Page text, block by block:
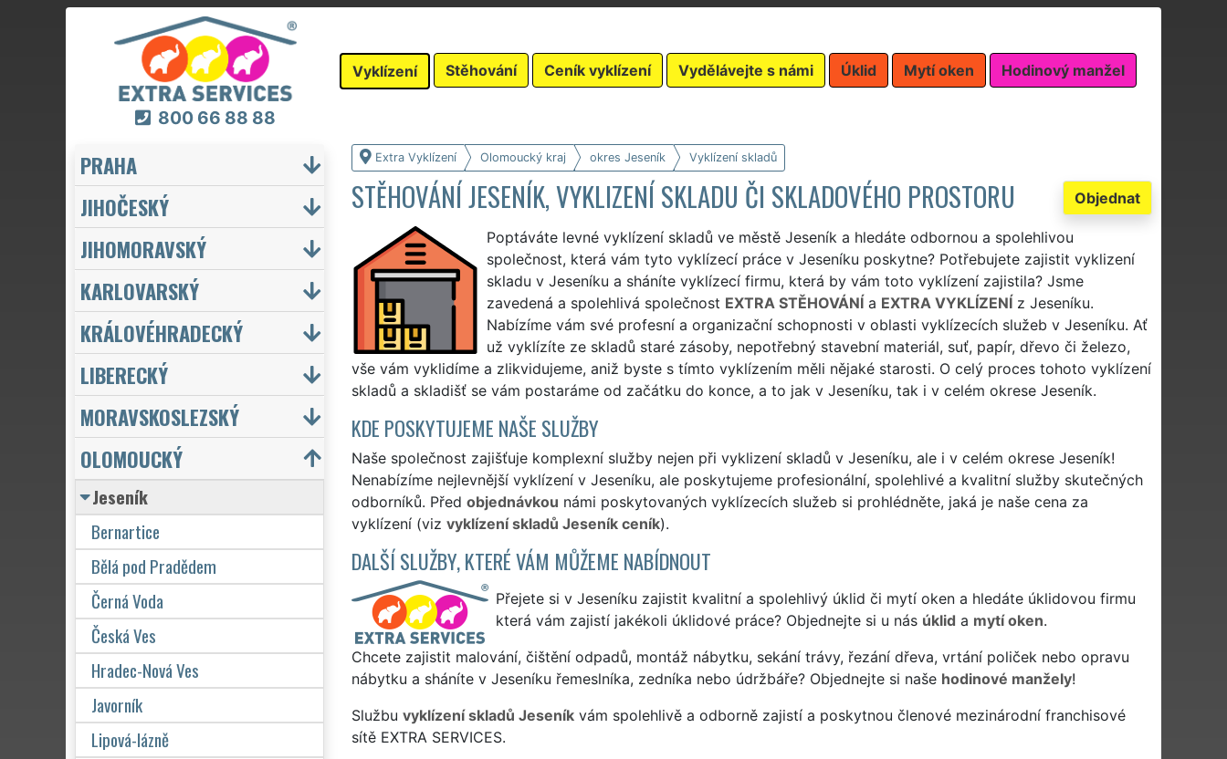
800 66 88 88
Vyklízení Stěhování Ceník vyklízení Vydělávejte s námi Úklid Mytí oken Hodinový manžel
Extra Vyklízení Olomoucký kraj okres Jeseník Vyklízení skladů
Objednat
STĚHOVÁNÍ JESENÍK, VYKLIZENÍ SKLADU ČI SKLADOVÉHO PROSTORU
Poptáváte levné vyklízení skladů ve městě Jeseník a hledáte odbornou a spolehlivou
společnost, která vám tyto vyklízecí práce v Jeseníku poskytne? Potřebujete zajistit vyklizení
skladu v Jeseníku a sháníte vyklízecí firmu, která by vám toto vyklízení zajistila? Jsme
zavedená a spolehlivá společnost EXTRA STĚHOVÁNÍa EXTRA VYKLÍZENÍz Jeseníku.
Nabízíme vám své profesní a organizační schopnosti v oblasti vyklízecích služeb v Jeseníku. Ať
už vyklízíte ze skladů staré zásoby, nepotřebný stavební materiál, suť, papír, dřevo či železo,
vše vám vyklidíme a zlikvidujeme, aniž byste s tímto vyklízením měli nějaké starosti. O celý proces tohoto vyklízení
skladů a skladišť se vám postaráme od začátku do konce, a to jak v Jeseníku, tak i v celém okrese Jeseník.
KDE POSKYTUJEME NAŠE SLUŽBY
Naše společnost zajišťuje komplexní služby nejen při vyklizení skladů v Jeseníku, ale i v celém okrese Jeseník!
Nenabízíme nejlevnější vyklízení v Jeseníku, ale poskytujeme profesionální, spolehlivé a kvalitní služby skutečných
odborníků. Před objednávkou námi poskytovaných vyklízecích služeb si prohlédněte, jaká je naše cena za
vyklízení (viz vyklízení skladů Jeseník ceník).
DALŠÍ SLUŽBY, KTERÉ VÁM MŮŽEME NABÍDNOUT
Přejete si v Jeseníku zajistit kvalitní a spolehlivý úklid či mytí oken a hledáte úklidovou firmu
která vám zajistí jakékoli úklidové práce? Objednejte si u nás úklid a mytí oken.
Chcete zajistit malování, čištění odpadů, montáž nábytku, sekání trávy, řezání dřeva, vrtání poliček nebo opravu
nábytku a sháníte v Jeseníku řemeslníka, zedníka nebo údržbáře? Objednejte si naše hodinové manžely!
Službu vyklízení skladů Jeseníkvám spolehlivě a odborně zajistí a poskytnou členové mezinárodní franchisové
sítě EXTRA SERVICES.
PRAHA
JIHOČESKÝ
JIHOMORAVSKÝ
KARLOVARSKÝ
KRÁLOVÉHRADECKÝ
LIBERECKÝ
MORAVSKOSLEZSKÝ
OLOMOUCKÝ
Jeseník
Bernartice
Bělá pod Pradědem
Černá Voda
Česká Ves
Hradec-Nová Ves
Javorník
Lipová-lázně